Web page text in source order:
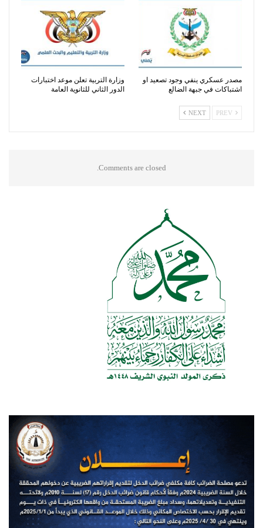
مصدر عسكري ينفي وجود تصعيد او
اشتباكات في جبهة الضالع
وزارة التربية تعلن موعد اختبارات
الدور الثاني للثانوية العامة
NEXT
Comments are closed.